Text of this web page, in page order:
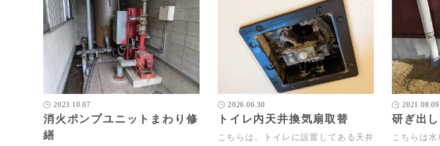
2023.10.07
消火ポンプユニットまわり修
繕
2026.06.30
トイレ内天井換気扇取替
こちらは、トイレに設置してある天井
2021.08.09
研ぎ出
こちらは